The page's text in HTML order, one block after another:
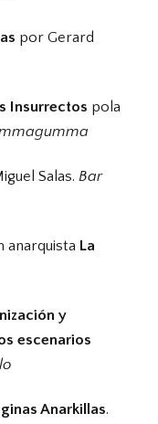
por Gerard
Insurrectos pola
Salas. Bar
anarquista La
y
escenarios
Anarkillas.